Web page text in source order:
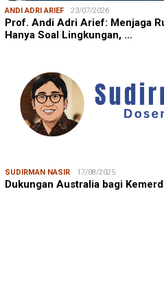
ANDI ADRI ARIEF 23/07/2026
Prof. Andi Adri Arief: Menjaga
Hanya Soal Lingkungan, …
SUDIRMAN NASIR 17/08/2025
Dukungan Australia bagi